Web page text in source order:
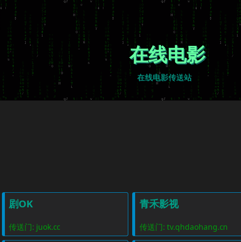
在线电影
在线电影传送站
剧OK
传送门: juok.cc
青禾影视
传送门: tv.qhdaohang.cn
张，赚复利的
钱